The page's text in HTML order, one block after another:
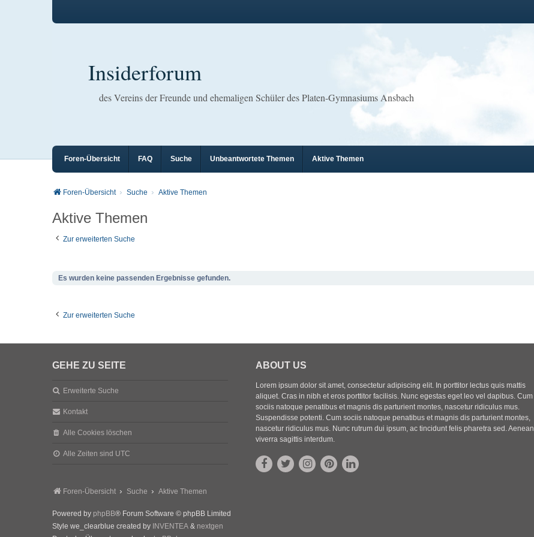
Insiderforum
des Vereins der Freunde und ehemaligen Schüler des Platen-Gymnasiums Ansbach
Foren-Übersicht FAQ Suche Unbeantwortete Themen Aktive Themen
Foren-Übersicht Suche Aktive Themen
Aktive Themen
Zur erweiterten Suche
Es wurden keine passenden Ergebnisse gefunden.
Zur erweiterten Suche
GEHE ZU SEITE
Erweiterte Suche
Kontakt
Alle Cookies löschen
Alle Zeiten sind UTC
ABOUT US
Lorem ipsum dolor sit amet, consectetur adipiscing elit. In porttitor lectus quis mattis
aliquet. Cras in nibh et eros porttitor facilisis. Nunc egestas eget leo vel dapibus. Cum
sociis natoque penatibus et magnis dis parturient montes, nascetur ridiculus mus.
Suspendisse potenti. Cum sociis natoque penatibus et magnis dis parturient montes,
nascetur ridiculus mus. Nunc rutrum dui ipsum, ac tincidunt felis pharetra sed. Aenean
viverra sagittis interdum.
Foren-Übersicht Suche Aktive Themen
Powered by phpBB® Forum Software © phpBB Limited
Style we_clearblue created by INVENTEA & nextgen